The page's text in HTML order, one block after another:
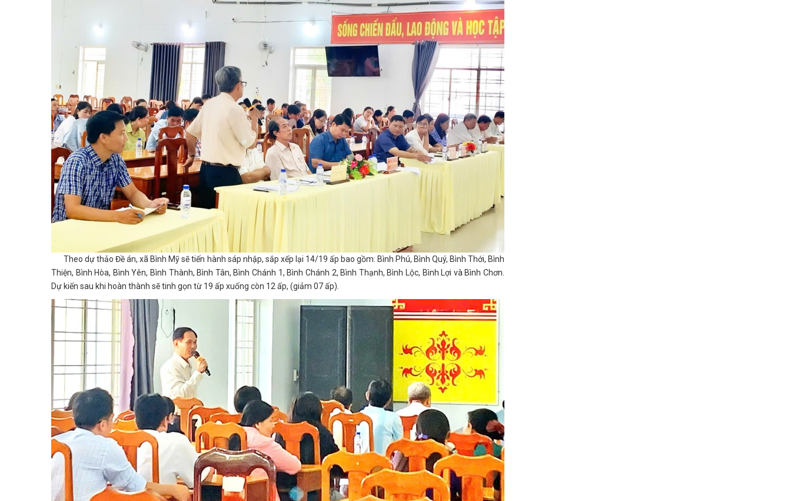
Theo dự thảo Đề án, xã Bình Mỹ sẽ tiến hành sáp nhập, sắp xếp lại 14/19 ấp bao gồm: Bình Phú, Bình Quý, Bình Thới, Bình
Thiện, Bình Hòa, Bình Yên, Bình Thành, Bình Tân, Bình Chánh 1, Bình Chánh 2, Bình Thạnh, Bình Lộc, Bình Lợi và Bình Chơn.
Dự kiến sau khi hoàn thành sẽ tinh gọn từ 19 ấp xuống còn 12 ấp, (giảm 07 ấp).